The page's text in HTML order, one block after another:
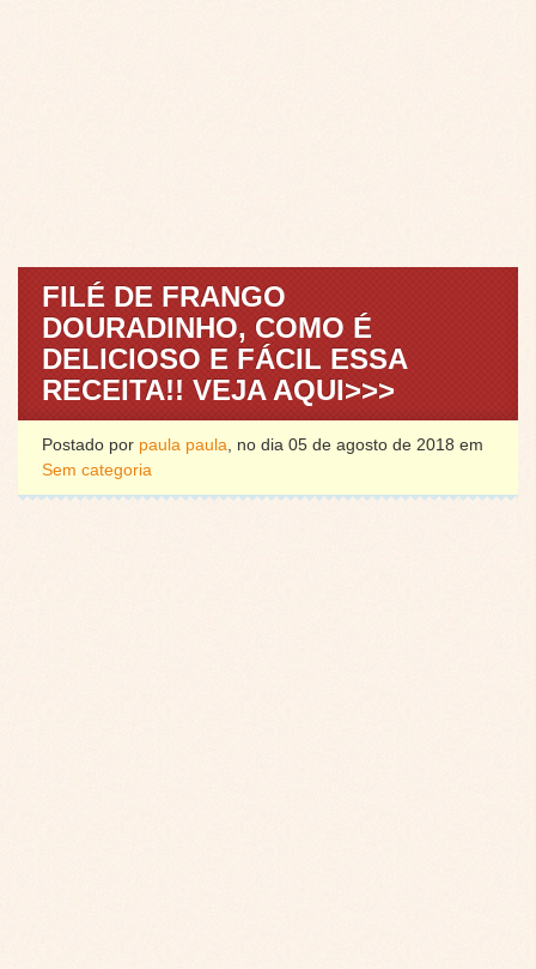
FILÉ DE FRANGO
DOURADINHO, COMO É
DELICIOSO E FÁCIL ESSA
RECEITA!! VEJA AQUI>>>
Postado por paula paula, no dia 05 de agosto de 2018 em
Sem categoria